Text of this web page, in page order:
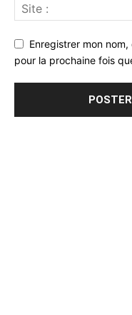
Enregistrer mon
pour la prochaine fois